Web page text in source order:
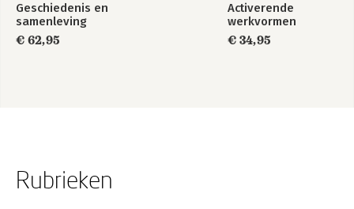
Geschiedenis en
samenleving
€ 62,95
Activerende
werkvormen
€ 34,95
Rubrieken